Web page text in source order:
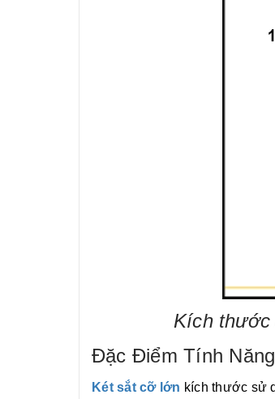
Kích thước
Đặc Điểm Tính
Két sắt cỡ lớn kích thước sử